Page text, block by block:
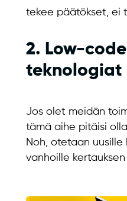
tekee päätökset, ei
2. Low-
teknologiat
Jos olet meidän
tämä aihe pitäisi
Noh, otetaan uusille
vanhoille kertauksen